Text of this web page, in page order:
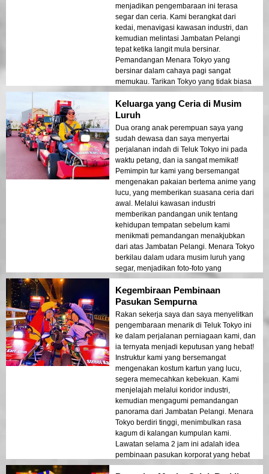
menjadikan pengembaraan ini terasa
segar dan ceria. Kami berangkat dari
kedai, menavigasi kawasan industri, dan
kemudian melintasi Jambatan Pelangi
tepat ketika langit mula bersinar.
Pemandangan Menara Tokyo yang
bersinar dalam cahaya pagi sangat
memukau. Tarikan Tokyo yang tidak biasa
ini sempurna untuk sesiapa yang
menghargai pengalaman pemandangan
yang mendebarkan!
Keluarga yang Ceria di Musim
Luruh
Dua orang anak perempuan saya yang
sudah dewasa dan saya menyertai
perjalanan indah di Teluk Tokyo ini pada
waktu petang, dan ia sangat memikat!
Pemimpin tur kami yang bersemangat
mengenakan pakaian bertema anime yang
lucu, yang memberikan suasana ceria dari
awal. Melalui kawasan industri
memberikan pandangan unik tentang
kehidupan tempatan sebelum kami
menikmati pemandangan menakjubkan
dari atas Jambatan Pelangi. Menara Tokyo
berkilau dalam udara musim luruh yang
segar, menjadikan foto-foto yang
menakjubkan. Laluan pelancongan yang
tidak dapat dilupakan ini benar-benar
menangkap hati kami!
Kegembiraan Pembinaan
Pasukan Sempurna
Rakan sekerja saya dan saya menyelitkan
pengembaraan menarik di Teluk Tokyo ini
ke dalam perjalanan perniagaan kami, dan
ia ternyata menjadi keputusan yang hebat!
Instruktur kami yang bersemangat
mengenakan kostum kartun yang lucu,
segera memecahkan kebekuan. Kami
menjelajah melalui koridor industri,
kemudian mengagumi pemandangan
panorama dari Jambatan Pelangi. Menara
Tokyo berdiri tinggi, menimbulkan rasa
kagum di kalangan kumpulan kami.
Lawatan selama 2 jam ini adalah idea
pembinaan pasukan korporat yang hebat
yang menggabungkan keseronokan,